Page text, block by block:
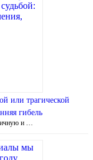
или трагической
гибель
и …